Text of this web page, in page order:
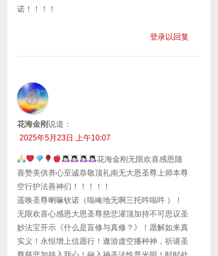
诺！！！！
登录以回复
花海金刚说道：
2025年5月23日 上午10:07
花海金刚无限欢喜感恩随
喜赞美供养心至诚恭敬顶礼南无大恩圣尊上师本尊
空行护法善神们！！！！！
遥唤圣尊喇嘛钦诺（嗡唵地无啊三托吽嗡吽 ）！
无限欢喜心感恩大恩圣尊慈悲灌顶加持不可思议圣
妙法宝开示《什么是盲修与真修？》！愿解如来真
实义！永恒增上信愿行！遨游虚空播种神，祈请圣